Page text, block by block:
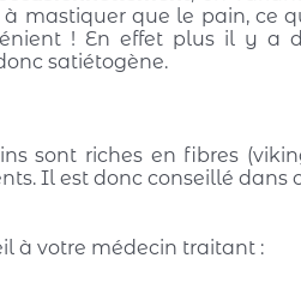
mastiquer que le pain, ce
! En effet plus il y a
satiétogène.
sont riches en fibres
Il est donc conseillé dans
à votre médecin traitant :